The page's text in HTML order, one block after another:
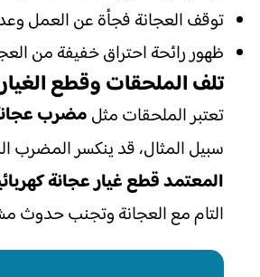
توقف العجانة فجأة عن العمل
ظهور رائحة احتراق خفيفة من
تلف الملحقات وقطع الغيار
تعتبر الملحقات مثلمضرب
سبيل المثال، قد ينكسر المضرب
المعتمد قطع غيار عجانة
التام مع العجانة وتجنب حدوث